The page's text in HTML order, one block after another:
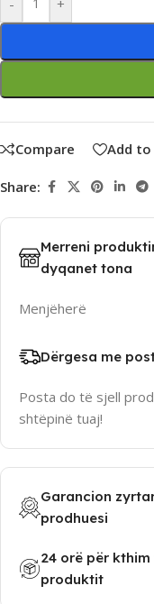
Compare Add
Share:
Merreni
dyqanet tona
Menjëherë
Dërgesa me
Posta do të sjell
shtëpinë tuaj!
Garancion
prodhuesi
24 orë për kthim
produktit